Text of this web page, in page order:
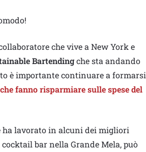
che vive a New York e
Bartendingche sta andando
è importante continuare a formarsi
fanno risparmiare sulle spese del
ha lavorato in alcuni dei migliori
bar nella Grande Mela, può